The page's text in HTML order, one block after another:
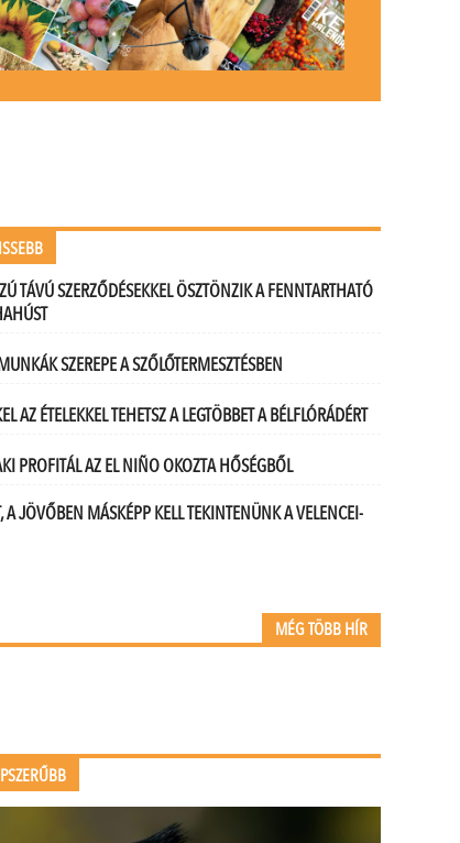
TÁVÚ SZERZŐDÉSEKKEL ÖSZTÖNZIK A FENNTARTHATÓ
SZEREPE A SZŐLŐTERMESZTÉSBEN
AZ ÉTELEKKEL TEHETSZ A LEGTÖBBET A BÉLFLÓRÁDÉRT
PROFITÁL AZ EL NIÑO OKOZTA HŐSÉGBŐL
A JÖVŐBEN MÁSKÉPP KELL TEKINTENÜNK A VELENCEI-
MÉG TÖBB HÍR